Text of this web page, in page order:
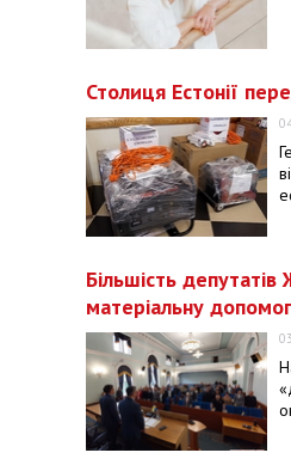
Столиця Естонії
Більшість
матеріальну